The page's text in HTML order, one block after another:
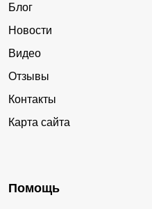
Блог
Новости
Видео
Отзывы
Контакты
Карта сайта
Помощь